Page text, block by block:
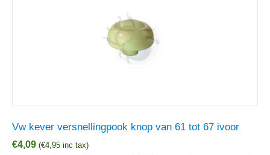
Vw kever versnellingpook knop van 61 tot 67 ivoor
€4,09 (€4,95 inc tax)